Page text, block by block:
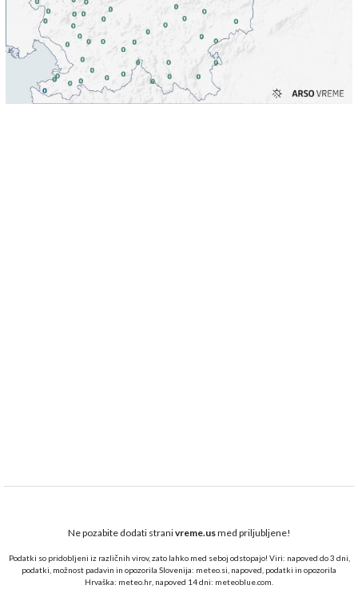
Ne pozabite dodati stranivreme.usmed priljubljene!
Podatki so pridobljeni iz različnih virov, zato lahko med seboj odstopajo! Viri: napoved do 3 dni,
podatki, možnost padavin in opozorila Slovenija: meteo.si, napoved, podatki in opozorila
Hrvaška: meteo.hr , napoved 14 dni: meteoblue.com